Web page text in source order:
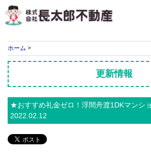
ホーム >
更新情報
★おすすめ礼金ゼロ！浮間舟渡1DKマンシ
2022.02.12